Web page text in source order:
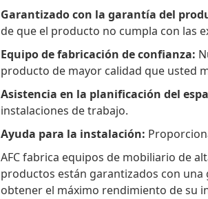
Garantizado con la garantía del
de que el producto no cumpla con las
Equipo de fabricación de confianza:
producto de mayor calidad que usted
Asistencia en la planificación del
instalaciones de trabajo.
Ayuda para la instalación:
AFC fabrica equipos de mobiliario de
productos están garantizados con
obtener el máximo rendimiento de su